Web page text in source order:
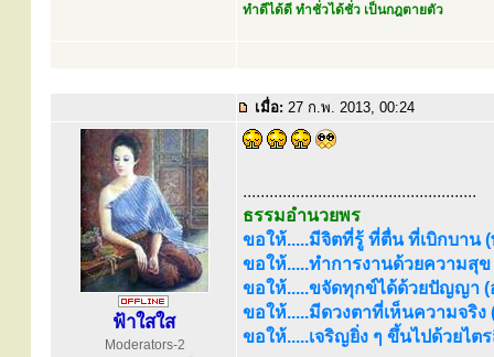
ทำดีได้ดี ทำชั่วได้ชั่ว เป็นกฎตายตัว
เมื่อ: 27 ก.พ. 2013, 00:24
ฟ้าใสใส
Moderators-2
.....................................................
ธรรมอำนวยพร
ขอให้.....มีจิตที่รู้ ที่ตื่น ที่เบิกบาน
ขอให้.....ทำการงานด้วยความสุ
ขอให้.....ขจัดทุกข์ได้ด้วยปัญญา (
ขอให้.....มีดวงตาที่เห็นความจริ
ขอให้.....เจริญยิ่ง ๆ ขึ้นไปด้วยไ